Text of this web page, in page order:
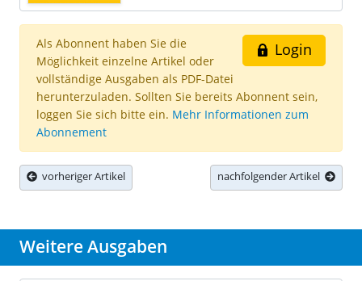
Login
Als Abonnent haben Sie die
Möglichkeit einzelne Artikel oder
vollständige Ausgaben als PDF-Datei
herunterzuladen. Sollten Sie bereits Abonnent sein,
loggen Sie sich bitte ein. Mehr Informationen zum
Abonnement
vorheriger Artikel nachfolgender Artikel
Weitere Ausgaben